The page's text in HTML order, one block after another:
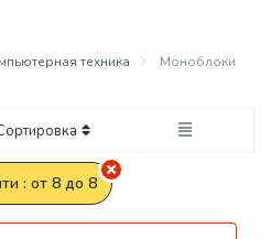
техника Моноблоки
: от 8 до 8